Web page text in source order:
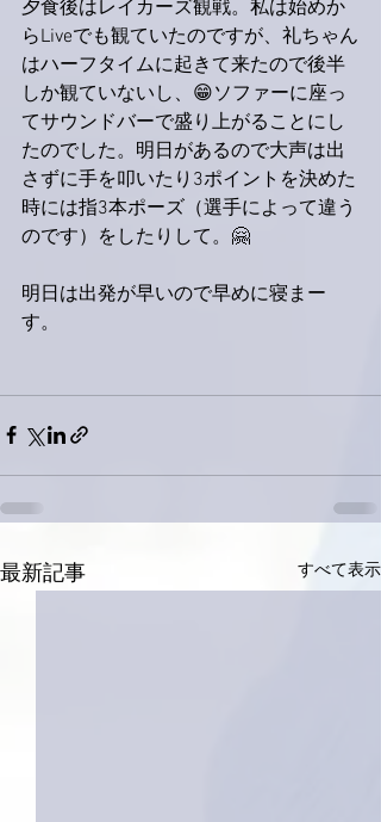
夕食後はレイカーズ観戦。私は始めか
らLiveでも観ていたのですが、礼ちゃん
はハーフタイムに起きて来たので後半
しか観ていないし、😁ソファーに座っ
てサウンドバーで盛り上がることにし
たのでした。明日があるので大声は出
さずに手を叩いたり3ポイントを決めた
時には指3本ポーズ（選手によって違う
のです）をしたりして。🤗
明日は出発が早いので早めに寝まー
す。
最新記事 すべて表示